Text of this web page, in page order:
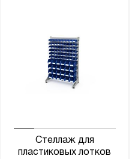
Стеллаж для
пластиковых лотков